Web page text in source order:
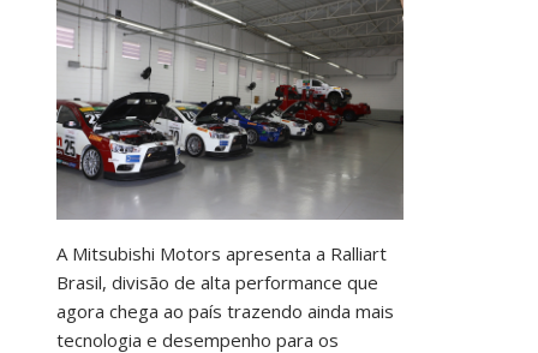
A Mitsubishi Motors apresenta a Ralliart
Brasil, divisão de alta performance que
agora chega ao país trazendo ainda mais
tecnologia e desempenho para os